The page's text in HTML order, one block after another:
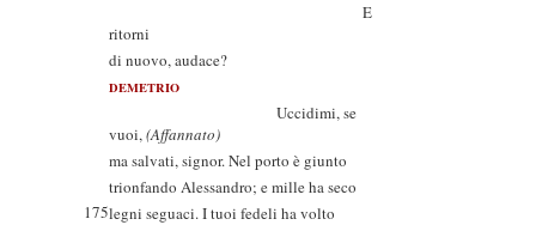
E
ritorni
di nuovo, audace?
DEMETRIO
Uccidimi, se
vuoi,(Affannato)
ma salvati, signor. Nel porto è giunto
trionfando Alessandro; e mille ha seco
175legni seguaci. I tuoi fedeli ha volto